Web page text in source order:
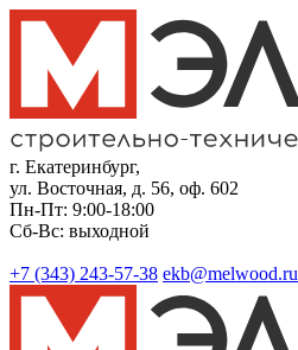
г. Екатеринбург,
ул. Восточная, д. 56, оф. 602
Пн-Пт: 9:00-18:00
Сб-Вс: выходной
+7 (343) 243-57-38 ekb@melwood.ru